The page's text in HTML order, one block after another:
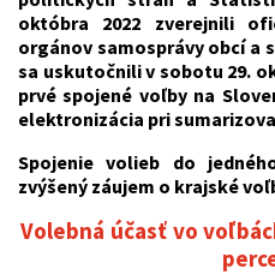
októbra 2022 zverejnili
orgánov samosprávy obcí a
sa uskutočnili v sobotu 29.
prvé spojené voľby na
elektronizácia pri
Spojenie volieb do
zvýšený záujem o krajské
Volebná účasť vo